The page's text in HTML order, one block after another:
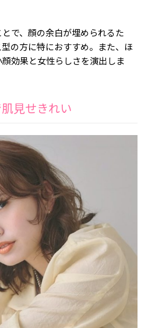
で、顔の余白が埋められるた
の方に特におすすめ。また、ほ
効果と女性らしさを演出しま
見せきれい